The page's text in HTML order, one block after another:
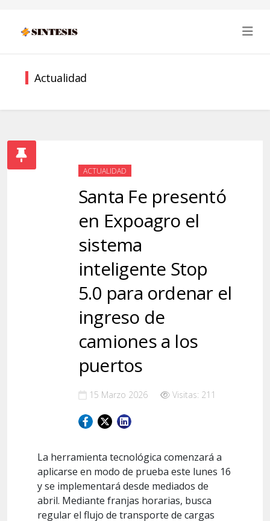
Actualidad
ACTUALIDAD
Santa Fe presentó
en Expoagro el
sistema
inteligente Stop
5.0 para ordenar el
ingreso de
camiones a los
puertos
15 Marzo 2026 Visitas: 211
La herramienta tecnológica comenzará a
aplicarse en modo de prueba este lunes 16
y se implementará desde mediados de
abril. Mediante franjas horarias, busca
regular el flujo de transporte de cargas